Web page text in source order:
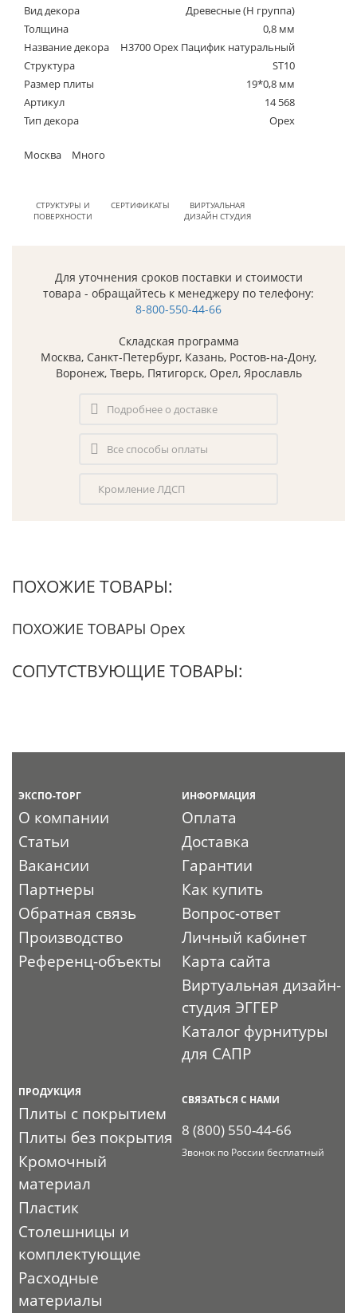
Вид декора
Древесные (Н группа)
Толщина
0,8 мм
Название декора
H3700 Орех Пацифик натуральный
Структура
ST10
Размер плиты
19*0,8 мм
Артикул
14 568
Тип декора
Орех
Москва Много
СТРУКТУРЫ И
ПОВЕРХНОСТИ
СЕРТИФИКАТЫ
ВИРТУАЛЬНАЯ
ДИЗАЙН СТУДИЯ
Для уточнения сроков поставки и стоимости
товара - обращайтесь к менеджеру по телефону:
8-800-550-44-66
Складская программа
Москва, Санкт-Петербург, Казань, Ростов-на-Дону,
Воронеж, Тверь, Пятигорск, Орел, Ярославль
Подробнее о доставке
Все способы оплаты
Кромление ЛДСП
ПОХОЖИЕ ТОВАРЫ:
ПОХОЖИЕ ТОВАРЫ Орех
СОПУТСТВУЮЩИЕ ТОВАРЫ:
ЭКСПО-ТОРГ
О компании
Статьи
Вакансии
Партнеры
Обратная связь
Производство
Референц-объекты
ИНФОРМАЦИЯ
Оплата
Доставка
Гарантии
Как купить
Вопрос-ответ
Личный кабинет
Карта сайта
Виртуальная дизайн-
студия ЭГГЕР
Каталог фурнитуры
для САПР
ПРОДУКЦИЯ
Плиты с покрытием
Плиты без покрытия
Кромочный
материал
Пластик
Столешницы и
комплектующие
Расходные
материалы
СВЯЗАТЬСЯ С НАМИ
8 (800) 550-44-66
Звонок по России бесплатный